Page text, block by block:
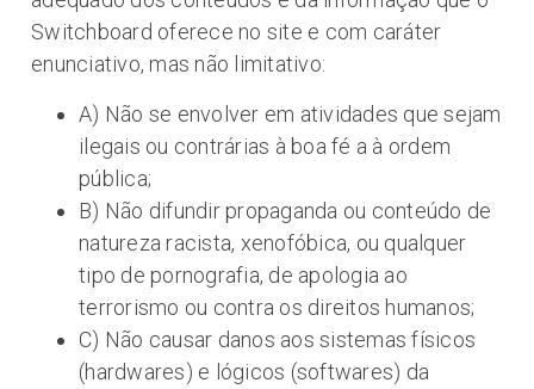
Switchboard oferece no site e com caráter
enunciativo, mas não limitativo:
A) Não se envolver em atividades que sejam
ilegais ou contrárias à boa fé a à ordem
pública;
B) Não difundir propaganda ou conteúdo de
natureza racista, xenofóbica, ou qualquer
tipo de pornografia, de apologia ao
terrorismo ou contra os direitos humanos;
C) Não causar danos aos sistemas físicos
(hardwares) e lógicos (softwares) da